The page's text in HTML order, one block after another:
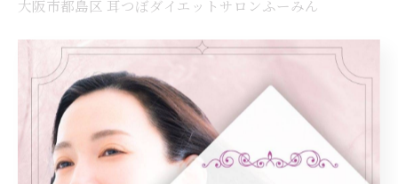
大阪市都島区 耳つぼダイエットサロンふーみん
#耳つぼダイエット #都島区 #50代ダイエット #40代ダイ
エット #60代ダイエット